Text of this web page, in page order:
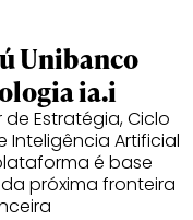
Unibanco
ia.i
Estratégia, Ciclo
Inteligência Artificial
é base
próxima fronteira